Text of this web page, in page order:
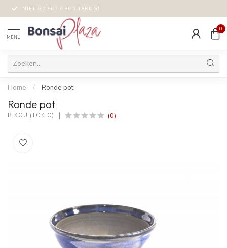
NIET GOED? GELD TERUG!
MENU
0
Home / Ronde pot
Ronde pot
BIKOU (TOKIO) (0)